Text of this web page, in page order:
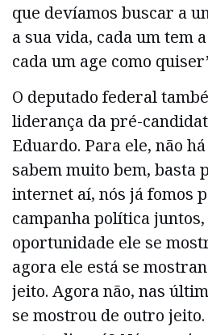
que devíamos buscar a
a sua vida, cada um tem
cada um age como
O deputado federal
liderança da pré-
Eduardo. Para ele, não
sabem muito bem, basta
internet aí, nós já fomos
campanha política
oportunidade ele se
agora ele está se
jeito. Agora não, nas
se mostrou de outro